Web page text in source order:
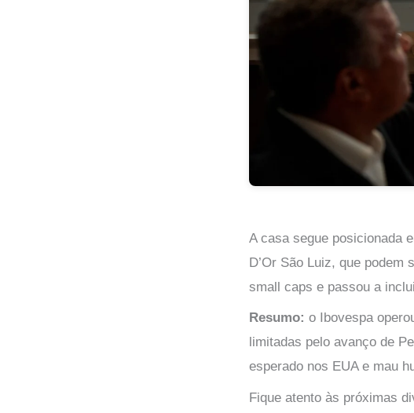
A casa segue posicionada
D’Or São Luiz, que
small caps e passou a
Resumo: o Ibovespa
limitadas pelo avanço de
esperado nos EUA e mau
Fique atento às próximas